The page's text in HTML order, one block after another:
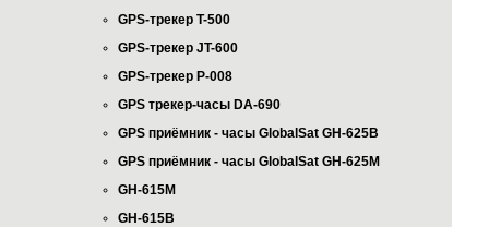
GPS-трекер T-500
GPS-трекер JT-600
GPS-трекер P-008
GPS трекер-часы DA-690
GPS приёмник - часы GlobalSat GH-625B
GPS приёмник - часы GlobalSat GH-625M
GH-615M
GH-615B